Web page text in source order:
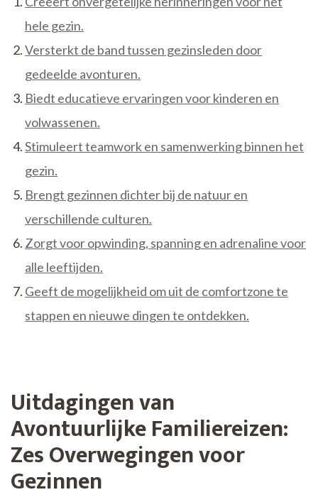
hele gezin.
Versterkt de band tussen gezinsleden door
gedeelde avonturen.
Biedt educatieve ervaringen voor kinderen en
volwassenen.
Stimuleert teamwork en samenwerking binnen het
gezin.
Brengt gezinnen dichter bij de natuur en
verschillende culturen.
Zorgt voor opwinding, spanning en adrenaline voor
alle leeftijden.
Geeft de mogelijkheid om uit de comfortzone te
stappen en nieuwe dingen te ontdekken.
Uitdagingen van
Avontuurlijke Familiereizen:
Zes Overwegingen voor
Gezinnen